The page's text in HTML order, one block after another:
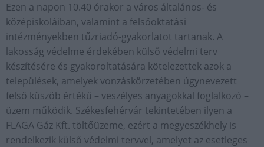
Ezen a napon 10.40 órakor a város általános- és
középiskoláiban, valamint a felsőoktatási
intézményekben tűzriadó-gyakorlatot tartanak. A
lakosság védelme érdekében külső védelmi terv
készítésére és gyakoroltatására kötelezettek azok a
települések, amelyek vonzáskörzetében úgynevezett
felső küszöb értékű – veszélyes anyagokkal foglalkozó –
üzem működik. Székesfehérvár tekintetében ilyen a
FLAGA Gáz Kft. töltőüzeme, ezért a megyeszékhely is
rendelkezik külső védelmi tervvel, amelyet az esetleges